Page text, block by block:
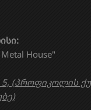
House"
5, (პროფიკოლის